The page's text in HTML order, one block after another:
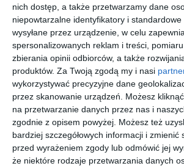
nich dostęp, a także przetwarzamy dane
niepowtarzalne identyfikatory i
wysyłane przez urządzenie, w celu
spersonalizowanych reklam i treści,
zbierania opinii odbiorców, a także
produktów. Za Twoją zgodą my i nasi
wykorzystywać precyzyjne dane
przez skanowanie urządzeń. Możesz
na przetwarzanie danych przez nas i
zgodnie z opisem powyżej. Możesz też
bardziej szczegółowych informacji i zmienić
przed wyrażeniem zgody lub odmówić jej
że niektóre rodzaje przetwarzania danych
Na sąsiedniej półce
[ książka, audiobook,
e-book ]
Kryptoni
m POSEN
Piotr Bojarski
[ e-book ]
Ściema
Piotr Bojarski
[ audiobook, e-
]
Mecz
Piotr